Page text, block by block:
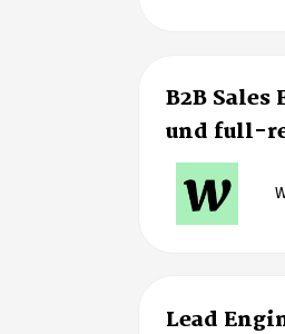
B2B
und full-
Lead